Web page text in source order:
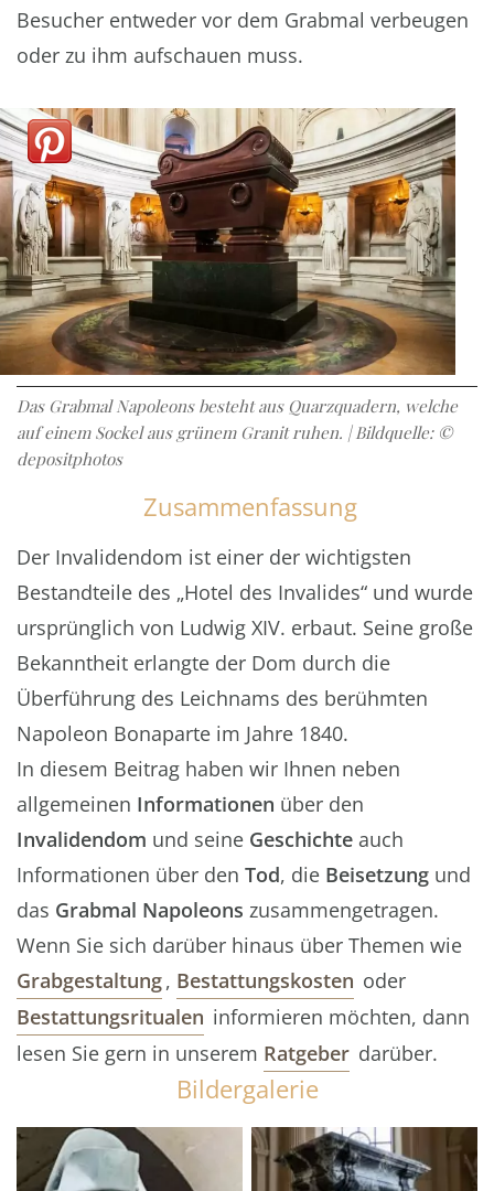
Besucher entweder vor dem Grabmal verbeugen
oder zu ihm aufschauen muss.
Das Grabmal Napoleons besteht aus Quarzquadern, welche
auf einem Sockel aus grünem Granit ruhen. | Bildquelle: ©
depositphotos
Zusammenfassung
Der Invalidendom ist einer der wichtigsten
Bestandteile des „Hotel des Invalides“ und wurde
ursprünglich von Ludwig XIV. erbaut. Seine große
Bekanntheit erlangte der Dom durch die
Überführung des Leichnams des berühmten
Napoleon Bonaparte im Jahre 1840.
In diesem Beitrag haben wir Ihnen neben
allgemeinen Informationen über den
Invalidendom und seine Geschichte auch
Informationen über den Tod, die Beisetzung und
das Grabmal Napoleons zusammengetragen.
Wenn Sie sich darüber hinaus über Themen wie
Grabgestaltung, Bestattungskosten oder
Bestattungsritualen informieren möchten, dann
lesen Sie gern in unserem Ratgeber darüber.
Bildergalerie